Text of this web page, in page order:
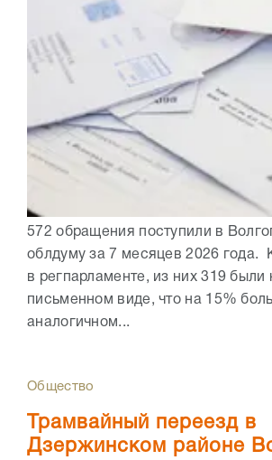
572 обращения поступили в
облдуму за 7 месяцев 2026 года.
в регпарламенте, из них 319 были
письменном виде, что на 15%
аналогичном...
Общество
Трамвайный переезд в
Дзержинском районе